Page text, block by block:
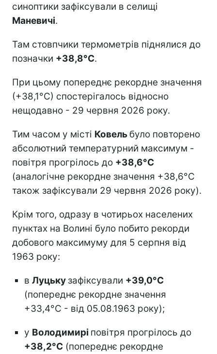
синоптики зафіксували в селищі
Маневичі.
Там стовпчики термометрів піднялися до
позначки +38,8°С.
При цьому попереднє рекордне значення
(+38,1°С) спостерігалось відносно
нещодавно - 29 червня 2026 року.
Тим часом у місті Ковель було повторено
абсолютний температурний максимум -
повітря прогрілось до +38,6°С
(аналогічне рекордне значення +38,6°С
також зафіксували 29 червня 2026 року).
Крім того, одразу в чотирьох населених
пунктах на Волині було побито рекорди
добового максимуму для 5 серпня від
1963 року:
в Луцьку зафіксували +39,0°С
(попереднє рекордне значення
+33,4°С - від 05.08.1963 року);
у Володимирі повітря прогрілось до
+38,2°С (попереднє рекордне